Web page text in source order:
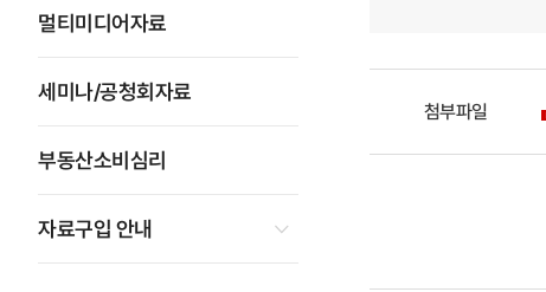
멀티미디어자료
세미나/공청회자료
부동산소비심리
자료구입 안내
첨부파일